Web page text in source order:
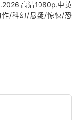
高清1080p.中英
作/科幻/悬疑/惊悚/恐